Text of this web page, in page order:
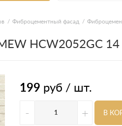
Металлический
Формованный
Фиброцементный фасад
HCW2052GC
199 руб / шт.
- + В